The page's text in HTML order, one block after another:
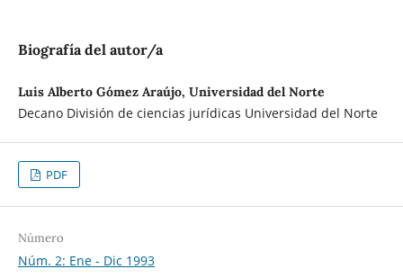
Biografía del autor/a
Luis Alberto Gómez Araújo, Universidad del Norte
Decano División de ciencias jurídicas Universidad del Norte
PDF
Número
Núm. 2: Ene - Dic 1993